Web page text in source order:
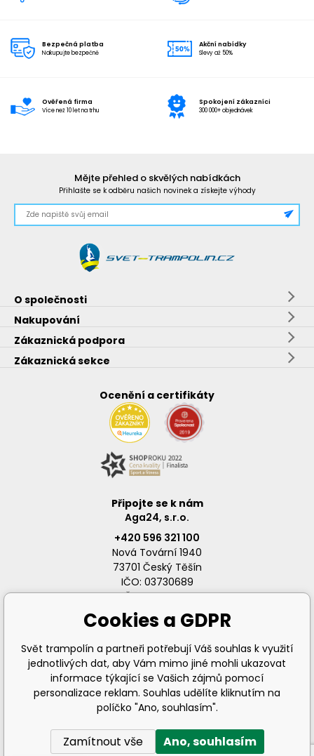
Bezpečná platba
Nakupujte bezpečně
Akční nabídky
Slevy až 50%
Ověřená firma
Více než 10 let na trhu
Spokojení zákazníci
300 000+ objednávek
Mějte přehled o skvělých nabídkách
Přihlašte se k odběru našich novinek a získejte výhody
O společnosti
Nakupování
Zákaznická podpora
Zákaznická sekce
Ocenění a certifikáty
Připojte se k nám
Aga24, s.r.o.
+420 596 321 100
Nová Tovární 1940
73701 Český Těšín
IČO: 03730689
DIČ: CZ03730689
info@svet-trampolin.cz
Cookies a GDPR
Svět trampolín a partneři potřebují Váš souhlas k využití
jednotlivých dat, aby Vám mimo jiné mohli ukazovat
informace týkající se Vašich zájmů pomocí
personalizace reklam. Souhlas udělíte kliknutím na
políčko "Ano, souhlasím".
Zamítnout vše Ano, souhlasím